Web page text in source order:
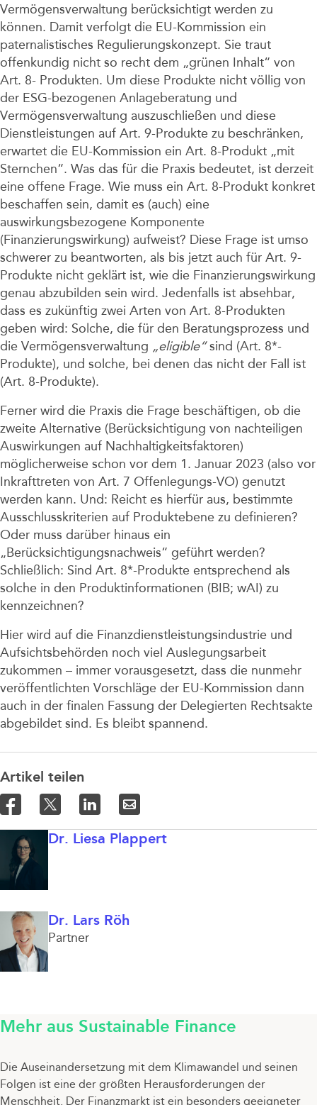
Vermögensverwaltung berücksichtigt werden zu
können. Damit verfolgt die EU-Kommission ein
paternalistisches Regulierungskonzept. Sie traut
offenkundig nicht so recht dem „grünen Inhalt“ von
Art. 8- Produkten. Um diese Produkte nicht völlig von
der ESG-bezogenen Anlageberatung und
Vermögensverwaltung auszuschließen und diese
Dienstleistungen auf Art. 9-Produkte zu beschränken,
erwartet die EU-Kommission ein Art. 8-Produkt „mit
Sternchen“. Was das für die Praxis bedeutet, ist derzeit
eine offene Frage. Wie muss ein Art. 8-Produkt konkret
beschaffen sein, damit es (auch) eine
auswirkungsbezogene Komponente
(Finanzierungswirkung) aufweist? Diese Frage ist umso
schwerer zu beantworten, als bis jetzt auch für Art. 9-
Produkte nicht geklärt ist, wie die Finanzierungswirkung
genau abzubilden sein wird. Jedenfalls ist absehbar,
dass es zukünftig zwei Arten von Art. 8-Produkten
geben wird: Solche, die für den Beratungsprozess und
die Vermögensverwaltung „eligible“sind (Art. 8*-
Produkte), und solche, bei denen das nicht der Fall ist
(Art. 8-Produkte).
Ferner wird die Praxis die Frage beschäftigen, ob die
zweite Alternative (Berücksichtigung von nachteiligen
Auswirkungen auf Nachhaltigkeitsfaktoren)
möglicherweise schon vor dem 1. Januar 2023 (also vor
Inkrafttreten von Art. 7 Offenlegungs-VO) genutzt
werden kann. Und: Reicht es hierfür aus, bestimmte
Ausschlusskriterien auf Produktebene zu definieren?
Oder muss darüber hinaus ein
„Berücksichtigungsnachweis“ geführt werden?
Schließlich: Sind Art. 8*-Produkte entsprechend als
solche in den Produktinformationen (BIB; wAI) zu
kennzeichnen?
Hier wird auf die Finanzdienstleistungsindustrie und
Aufsichtsbehörden noch viel Auslegungsarbeit
zukommen – immer vorausgesetzt, dass die nunmehr
veröffentlichten Vorschläge der EU-Kommission dann
auch in der finalen Fassung der Delegierten Rechtsakte
abgebildet sind. Es bleibt spannend.
Artikel teilen
Dr. Liesa Plappert
Dr. Lars Röh
Partner
Mehr aus Sustainable Finance
Die Auseinandersetzung mit dem Klimawandel und seinen
Folgen ist eine der größten Herausforderungen der
Menschheit. Der Finanzmarkt ist ein besonders geeigneter